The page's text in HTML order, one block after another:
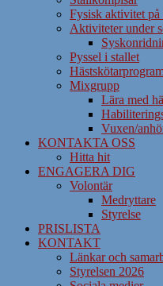
Fysisk aktivitet på
Aktiviteter under
Pyssel i stallet
Mixgrupp
Lära med
Vuxen/
KONTAKTA OSS
Hitta hit
ENGAGERA DIG
Volontär
Medryttare
Styrelse
PRISLISTA
KONTAKT
Länkar och
Styrelsen 2026